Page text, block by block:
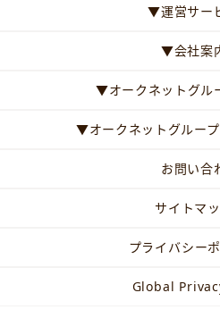
▼運営サー
▼会社案
▼オークネットグル
▼オークネットグルー
お問い合
サイトマ
プライバシー
Global